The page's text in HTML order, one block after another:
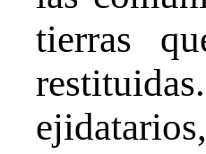
tierras